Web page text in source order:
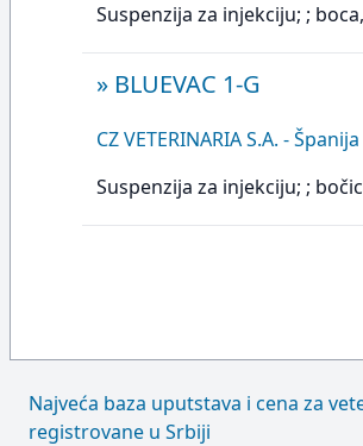
Suspenzija za injekciju; ;
» BLUEVAC 1-G
CZ VETERINARIA S.A. - Španija
Suspenzija za injekciju; ;
Najveća baza uputstava i cena za
registrovane u Srbiji